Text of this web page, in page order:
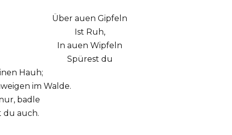
Über auen Gipfeln
Ist Ruh,
In auen Wipfeln
Spürest du
Hauh;
im Walde.
badle
du auch.